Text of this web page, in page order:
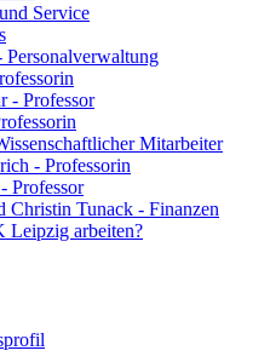
Service
- Professor
Mitarbeiter
- Professorin
Professor
Christin Tunack - Finanzen
Leipzig arbeiten?